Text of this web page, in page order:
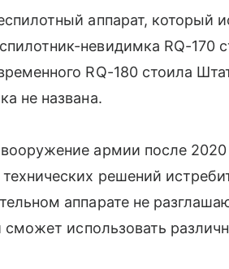
аппарат, который
невидимка RQ-170
RQ-180 стоила
не названа.
армии после
решений
аппарате не
сможет использовать